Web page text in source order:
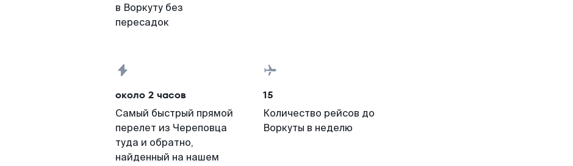
в Воркуту без
пересадок
около 2 часов
Самый быстрый прямой
перелет из Череповца
туда и обратно,
найденный на нашем
15
Количество рейсов до
Воркуты в неделю